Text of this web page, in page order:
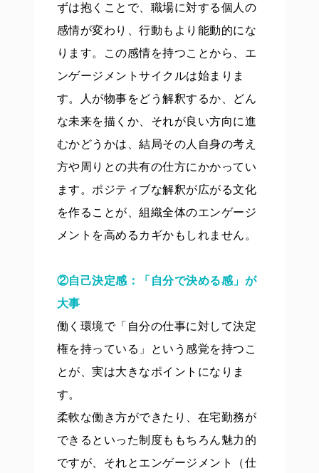
ずは抱くことで、職場に対する個人の
感情が変わり、行動もより能動的にな
ります。この感情を持つことから、エ
ンゲージメントサイクルは始まりま
す。人が物事をどう解釈するか、どん
な未来を描くか、それが良い方向に進
むかどうかは、結局その人自身の考え
方や周りとの共有の仕方にかかってい
ます。ポジティブな解釈が広がる文化
を作ることが、組織全体のエンゲージ
メントを高めるカギかもしれません。
②自己決定感：「自分で決める感」が
大事
働く環境で「自分の仕事に対して決定
権を持っている」という感覚を持つこ
とが、実は大きなポイントになりま
す。
柔軟な働き方ができたり、在宅勤務が
できるといった制度ももちろん魅力的
ですが、それとエンゲージメント（仕